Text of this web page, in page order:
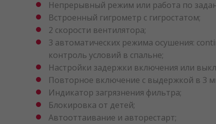
Непрерывный режим или работа по
Встроенный гигрометр с гигростатом;
2 скорости вентилятора;
3 автоматических режима осушения:
контроль условий в спальне;
Настройки задержки включения или
Повторное включение с выдержкой в 3
Индикатор загрязнения фильтра;
Блокировка от детей;
Автооттаивание и авторестарт;